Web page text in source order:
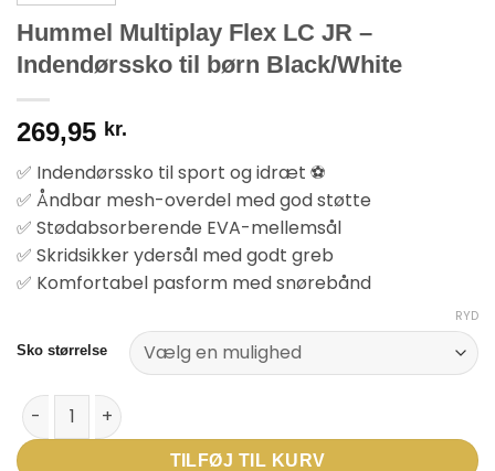
Hummel Multiplay Flex LC JR –
Indendørssko til børn Black/White
269,95 kr.
✅ Indendørssko til sport og idræt ⚽
✅ Åndbar mesh-overdel med god støtte
✅ Stødabsorberende EVA-mellemsål
✅ Skridsikker ydersål med godt greb
✅ Komfortabel pasform med snørebånd
Sko størrelse
RYD
Hummel Multiplay Flex LC JR – Indendørssko til børn Black/
TILFØJ TIL KURV